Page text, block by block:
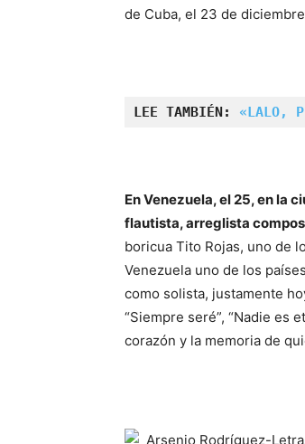
de Cuba, el 23 de
LEE TAMBIÉN: «LALO,
En Venezuela, el 25, en la
flautista, arreglista
boricua Tito Rojas, uno de
Venezuela uno de los
como solista, justamente
“Siempre seré”, “Nadie es
corazón y la memoria de